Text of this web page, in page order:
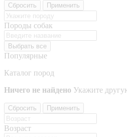
Сбросить Применить
Породы собак
Выбрать все
Популярные
Каталог пород
Ничего не найдено Укажите
Сбросить Применить
Возраст